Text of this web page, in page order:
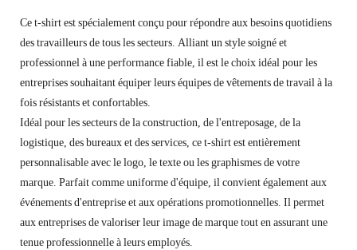
Ce t-shirt est spécialement conçu pour répondre aux besoins quotidiens
des travailleurs de tous les secteurs. Alliant un style soigné et
professionnel à une performance fiable, il est le choix idéal pour les
entreprises souhaitant équiper leurs équipes de vêtements de travail à la
fois résistants et confortables.
Idéal pour les secteurs de la construction, de l'entreposage, de la
logistique, des bureaux et des services, ce t-shirt est entièrement
personnalisable avec le logo, le texte ou les graphismes de votre
marque. Parfait comme uniforme d'équipe, il convient également aux
événements d'entreprise et aux opérations promotionnelles. Il permet
aux entreprises de valoriser leur image de marque tout en assurant une
tenue professionnelle à leurs employés.